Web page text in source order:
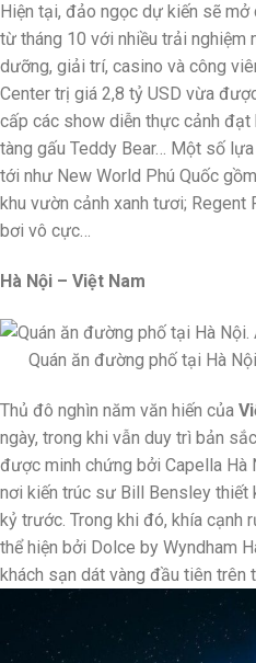
Hiện tại, đảo ngọc dự kiến sẽ
từ tháng 10 với nhiều trải nghiệm
dưỡng, giải trí, casino và công
Center trị giá 2,8 tỷ USD vừa
cấp các show diễn thực cảnh đạt
tàng gấu Teddy Bear… Một số
tới như New World Phú Quốc
khu vườn cảnh xanh tươi;
bơi vô cực…
Hà Nội – Việt Nam
Quán ăn đường phố tại Hà
Thủ đô nghìn năm văn hiến của
ngày, trong khi vẫn duy trì bản
được minh chứng bởi Capella Hà
nơi kiến trúc sư Bill Bensley thiết
kỷ trước. Trong khi đó, khía cạnh
thể hiện bởi Dolce by Wyndham
khách sạn dát vàng đầu tiên trên